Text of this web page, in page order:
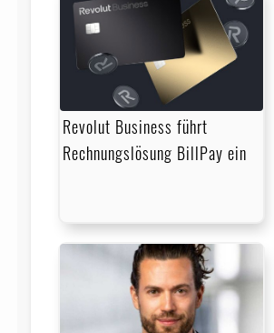
Revolut Business führt
Rechnungslösung BillPay ein